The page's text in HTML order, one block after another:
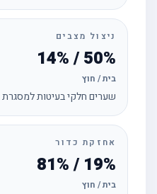
ניצול מצבים
50% / 14%
בית / חוץ
שערים חלקי בעיטות למסגרת
אחזקת כדור
19% / 81%
בית / חוץ